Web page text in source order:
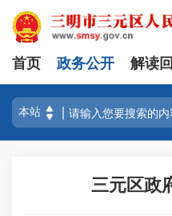
首页 政务公开 解读
三元区政